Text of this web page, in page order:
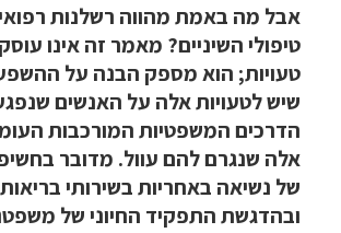
אבל מה באמת מהווה רשלנות
טיפולי השיניים? מאמר זה אינו
טעויות; הוא מספק הבנה על
שיש לטעויות אלה על האנשים
הדרכים המשפטיות המורכבות
אלה שנגרם להם עוול. מדובר
של נשיאה באחריות בשירותי
ובהדגשת התפקיד החיוני של